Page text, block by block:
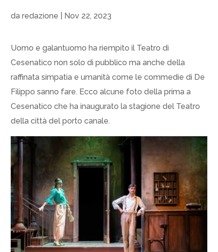
daredazione Nov 22, 2023
Uomo e galantuomo ha riempito il Teatro di
Cesenatico non solo di pubblico ma anche della
raffinata simpatia e umanità come le commedie di De
Filippo sanno fare. Ecco alcune foto della prima a
Cesenatico che ha inaugurato la stagione del Teatro
della città del porto canale.